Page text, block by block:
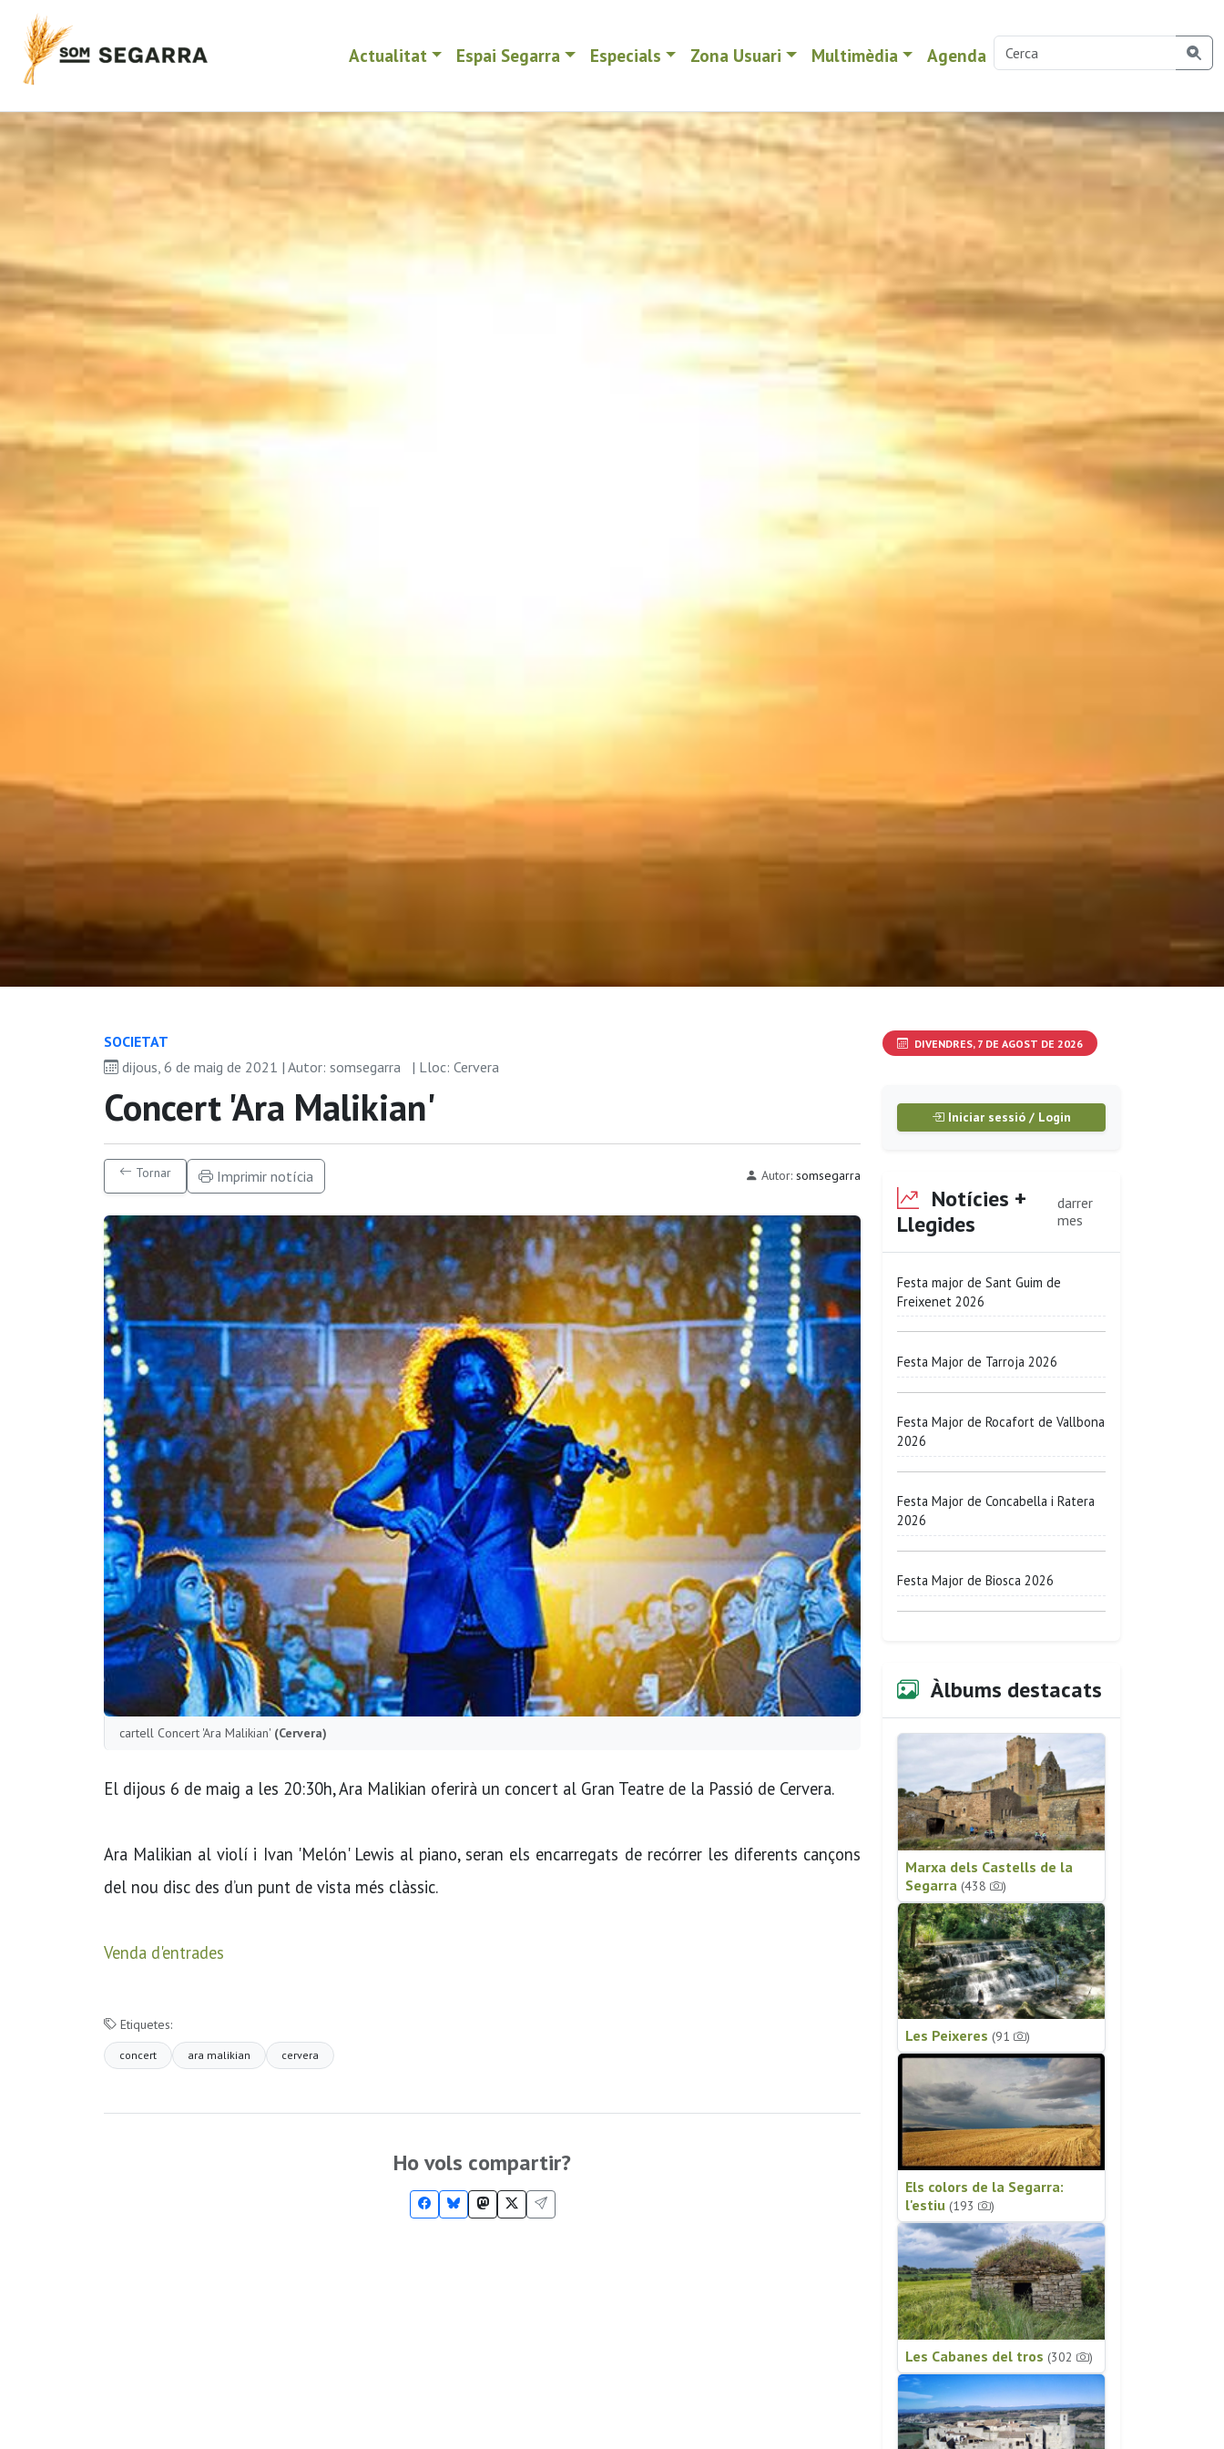
Actualitat Espai Segarra Especials Zona Usuari Multimèdia Agenda
SOCIETAT
dijous, 6 de maig de 2021 | Autor: somsegarra
| Lloc: Cervera
Concert 'Ara Malikian'
Tornar Imprimir notícia Autor: somsegarra
cartell Concert 'Ara Malikian' (Cervera)
El dijous 6 de maig a les 20:30h, Ara Malikian oferirà un concert al Gran Teatre de la Passió de Cervera.
Ara Malikian al violí i Ivan 'Melón' Lewis al piano, seran els encarregats de recórrer les diferents cançons
del nou disc des d’un punt de vista més clàssic.
Venda d'entrades
Etiquetes:
concert ara malikian cervera
Ho vols compartir?
DIVENDRES, 7 DE AGOST DE 2026
Iniciar sessió / Login
Notícies +
Llegides
darrer
mes
Festa major de Sant Guim de
Freixenet 2026
Festa Major de Tarroja 2026
Festa Major de Rocafort de Vallbona
2026
Festa Major de Concabella i Ratera
2026
Festa Major de Biosca 2026
Àlbums destacats
Marxa dels Castells de la
Segarra (438 )
Les Peixeres (91 )
Els colors de la Segarra:
l'estiu (193 )
Les Cabanes del tros (302 )